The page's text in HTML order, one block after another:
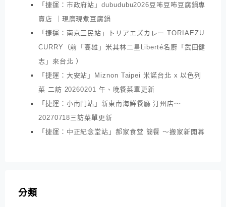
「捷運：市政府站」dubudubu2026豆咘豆咘豆腐鍋專
賣店 ｜現磨現煮豆腐鍋
「捷運：南京三民站」トリアエズカレー TORIAEZU
CURRY（前「高雄」米其林二星Liberté名廚「武田健
志」來台北 ）
「捷運：大安站」Miznon Taipei 米諾台北 x 以色列
菜 二訪 20260201 午、晚餐菜單更新
「捷運：小南門站」新東南海鮮餐廳 汀州店～
20270718三訪菜單更新
「捷運：中正紀念堂站」郝家食堂 簡餐 ～搬家新開幕
分類